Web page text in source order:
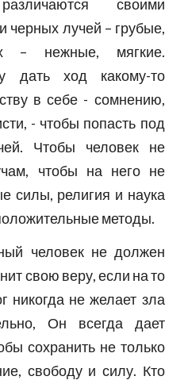
своими
черных лучей – грубые,
– нежные, мягкие.
дать ход какому-то
в себе - сомнению,
- чтобы попасть под
Чтобы человек не
чтобы на него не
силы, религия и наука
методы.
человек не должен
свою веру, если на то
никогда не желает зла
Он всегда дает
сохранить не только
свободу и силу. Кто